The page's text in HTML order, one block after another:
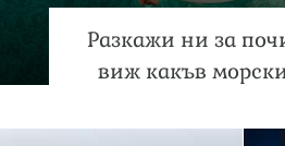
Разкажи ни за
виж какъв